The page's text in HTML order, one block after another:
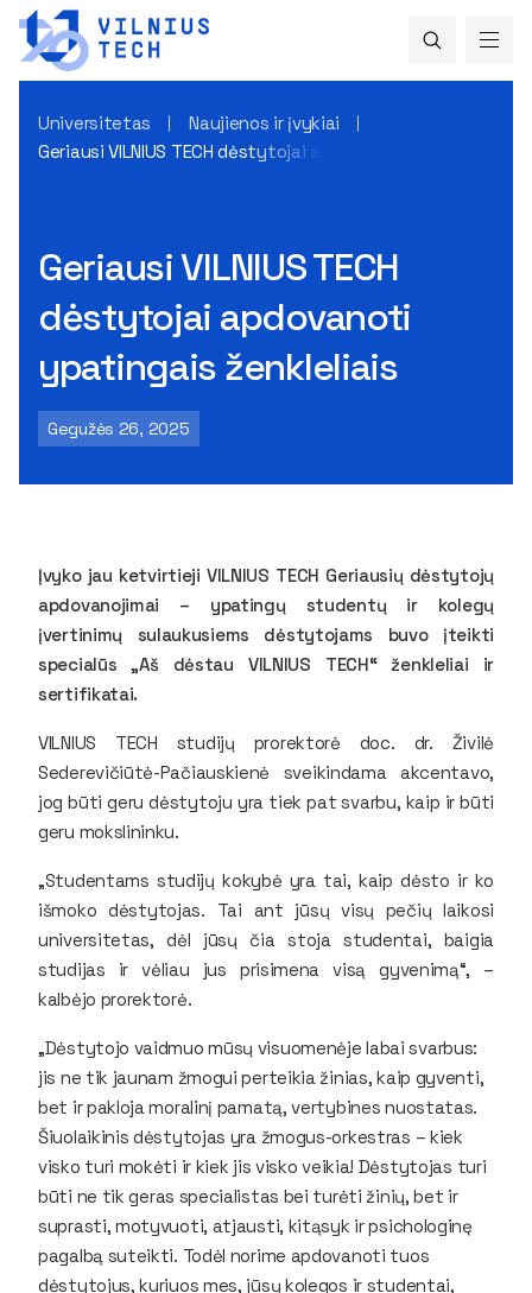
Universitetas
Naujienos ir įvykiai
Geriausi VILNIUS TECH dėstytojai apdovanoti ypatingais
Geriausi VILNIUS TECH
dėstytojai apdovanoti
ypatingais ženkleliais
Gegužės 26, 2025
Įvyko jau ketvirtieji VILNIUS TECH Geriausių dėstytojų
apdovanojimai – ypatingų studentų ir kolegų
įvertinimų sulaukusiems dėstytojams buvo įteikti
specialūs „Aš dėstau VILNIUS TECH“ ženkleliai ir
sertifikatai.
VILNIUS TECH studijų prorektorė doc. dr. Živilė
Sederevičiūtė-Pačiauskienė sveikindama akcentavo,
jog būti geru dėstytoju yra tiek pat svarbu, kaip ir būti
geru mokslininku.
„Studentams studijų kokybė yra tai, kaip dėsto ir ko
išmoko dėstytojas. Tai ant jūsų visų pečių laikosi
universitetas, dėl jūsų čia stoja studentai, baigia
studijas ir vėliau jus prisimena visą gyvenimą“, –
kalbėjo prorektorė.
„Dėstytojo vaidmuo mūsų visuomenėje labai svarbus:
jis ne tik jaunam žmogui perteikia žinias, kaip gyventi,
bet ir pakloja moralinį pamatą, vertybines nuostatas.
Šiuolaikinis dėstytojas yra žmogus-orkestras – kiek
visko turi mokėti ir kiek jis visko veikia! Dėstytojas turi
būti ne tik geras specialistas bei turėti žinių, bet ir
suprasti, motyvuoti, atjausti, kitąsyk ir psichologinę
pagalbą suteikti. Todėl norime apdovanoti tuos
dėstytojus, kuriuos mes, jūsų kolegos ir studentai,